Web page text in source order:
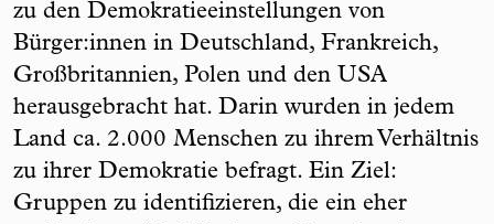
zu den Demokratieeinstellungen von
Bürger:innen in Deutschland, Frankreich,
Großbritannien, Polen und den USA
herausgebracht hat. Darin wurden in jedem
Land ca. 2.000 Menschen zu ihrem Verhältnis
zu ihrer Demokratie befragt. Ein Ziel:
Gruppen zu identifizieren, die ein eher